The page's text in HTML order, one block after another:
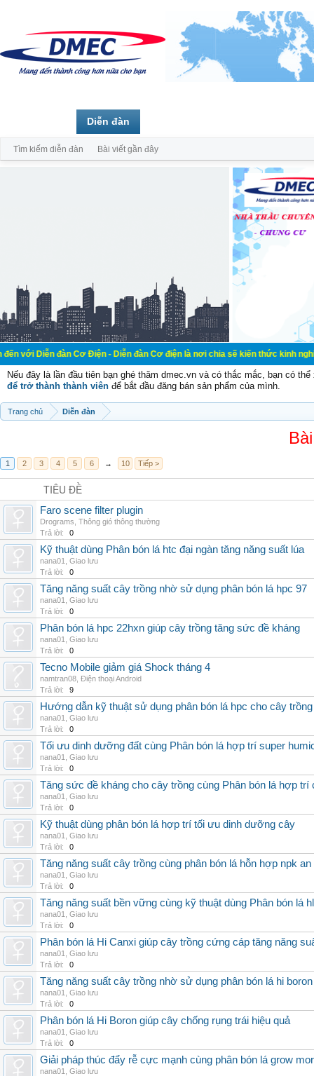
đàn Cơ Điện - Diễn đàn Cơ điện là nơi chia sẽ kiến thức kinh nghiệm
Nếu đây là lần đầu tiên bạn ghé thăm dmec.vn và có thắc mắc, bạn có
để trở thành thành viên để bắt đầu đăng bán sản phẩm của mình.
Trang chủ Diễn đàn
1 2 3 4 5 6 → 10 Tiếp >
TIÊU ĐỀ
Faro scene filter plugin
Drograms Thông gió thông thường
Trả lời:
0
Kỹ thuật dùng Phân bón lá htc đại ngàn tăng năng suất lúa
nana01
Giao lưu
Trả lời:
0
Tăng năng suất cây trồng nhờ sử dụng phân bón lá hpc 97
nana01
Giao lưu
Trả lời:
0
Phân bón lá hpc 22hxn giúp cây trồng tăng sức đề kháng
nana01
Giao lưu
Trả lời:
0
Tecno Mobile giảm giá Shock tháng 4
namtran08 Điện thoại Android
Trả lời:
9
Hướng dẫn kỹ thuật sử dụng phân bón lá hpc cho cây trồng
nana01
Giao lưu
Trả lời:
0
Tối ưu dinh dưỡng đất cùng Phân bón lá hợp trí super
nana01
Giao lưu
Trả lời:
0
Tăng sức đề kháng cho cây trồng cùng Phân bón lá hợp trí
nana01
Giao lưu
Trả lời:
0
Kỹ thuật dùng phân bón lá hợp trí tối ưu dinh dưỡng cây
nana01
Giao lưu
Trả lời:
0
Tăng năng suất cây trồng cùng phân bón lá hỗn hợp npk an
nana01
Giao lưu
Trả lời:
0
Tăng năng suất bền vững cùng kỹ thuật dùng Phân bón lá
nana01
Giao lưu
Trả lời:
0
Phân bón lá Hi Canxi giúp cây trồng cứng cáp tăng năng
nana01
Giao lưu
Trả lời:
0
Tăng năng suất cây trồng nhờ sử dụng phân bón lá hi
nana01
Giao lưu
Trả lời:
0
Phân bón lá Hi Boron giúp cây chống rụng trái hiệu quả
nana01
Giao lưu
Trả lời:
0
Giải pháp thúc đẩy rễ cực mạnh cùng phân bón lá grow
nana01
Giao lưu
Diễn đàn
Tìm kiếm diễn đàn Bài viết gần đây